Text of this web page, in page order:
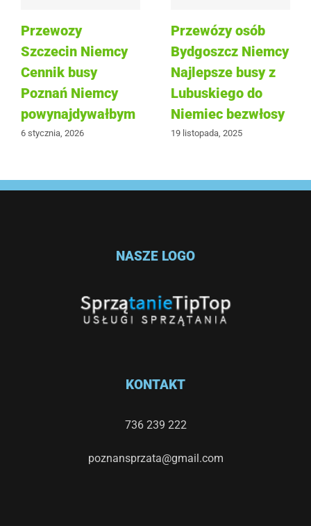
Przewozy
Szczecin Niemcy
Cennik busy
Poznań Niemcy
powynajdywałbym
6 stycznia, 2026
Przewózy osób
Bydgoszcz Niemcy
Najlepsze busy z
Lubuskiego do
Niemiec bezwłosy
19 listopada, 2025
NASZE LOGO
KONTAKT
736 239 222
poznansprzata@gmail.com